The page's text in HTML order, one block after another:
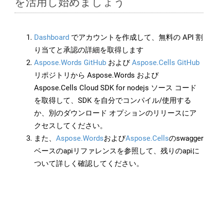
Dashboard でアカウントを作成して、無料の API 割
り当てと承認の詳細を取得します
Aspose.Words GitHub およびAspose.Cells GitHub
リポジトリから Aspose.Words および
Aspose.Cells Cloud SDK for nodejs ソース コード
を取得して、SDK を自分でコンパイル/使用する
か、別のダウンロード オプションのリリースにア
クセスしてください。
また、 Aspose.WordsおよびAspose.Cellsのswagger
ベースのapiリファレンスを参照して、残りのapiに
ついて詳しく確認してください。